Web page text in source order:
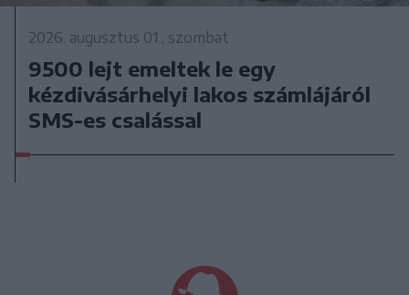
2026. augusztus 01., szombat
9500 lejt emeltek le egy
kézdivásárhelyi lakos számlájáról
SMS-es csalással